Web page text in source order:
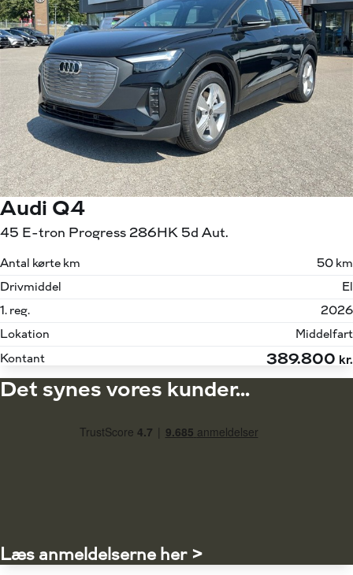
Audi Q4
45 E-tron Progress 286HK 5d Aut.
Antal kørte km
50 km
Drivmiddel
El
1. reg.
2026
Lokation
Middelfart
Kontant
389.800 kr.
Det synes vores kunder...
Læs anmeldelserne her >